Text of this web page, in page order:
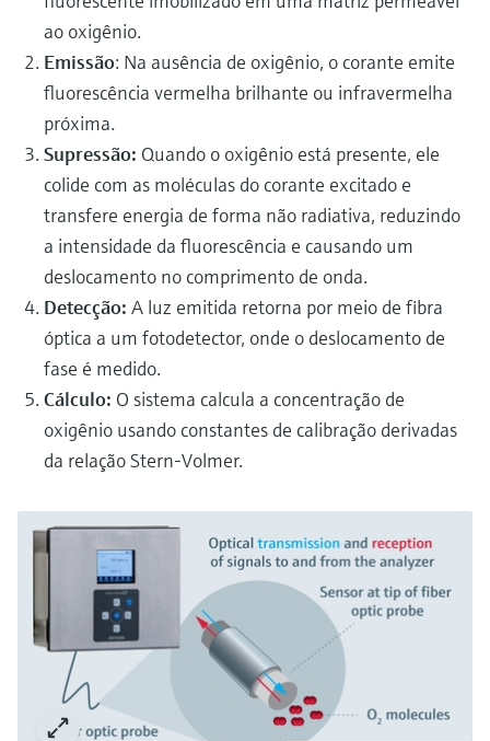
ao oxigênio.
Emissão: Na ausência de oxigênio, o corante emite
fluorescência vermelha brilhante ou infravermelha
próxima.
Supressão: Quando o oxigênio está presente, ele
colide com as moléculas do corante excitado e
transfere energia de forma não radiativa, reduzindo
a intensidade da fluorescência e causando um
deslocamento no comprimento de onda.
Detecção: A luz emitida retorna por meio de fibra
óptica a um fotodetector, onde o deslocamento de
fase é medido.
Cálculo: O sistema calcula a concentração de
oxigênio usando constantes de calibração derivadas
da relação Stern-Volmer.